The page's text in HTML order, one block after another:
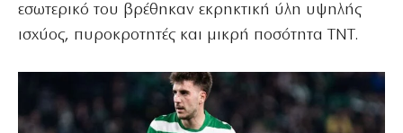
εσωτερικό του βρέθηκαν εκρηκτική ύλη υψηλής
ισχύος, πυροκροτητές και μικρή ποσότητα ΤΝΤ.